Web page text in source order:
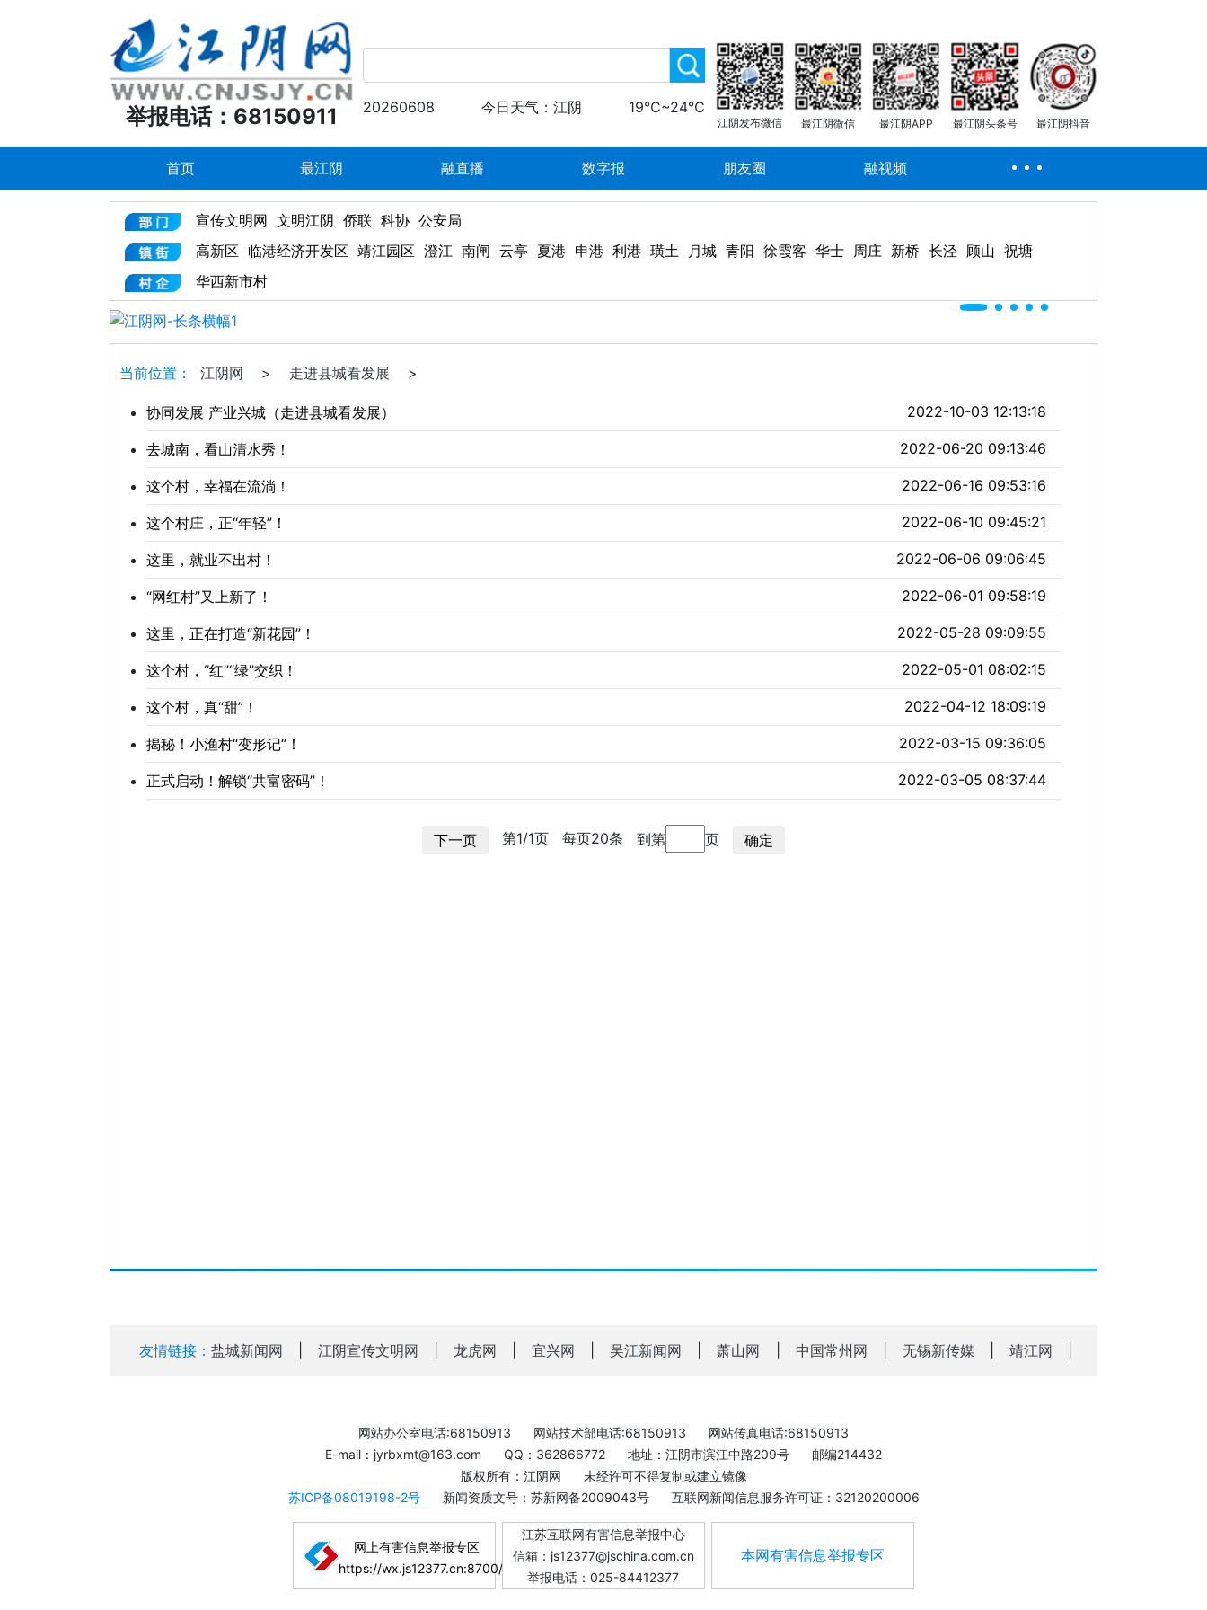
举报电话：68150911 20260608 今日天气：江阴 19℃~24℃
江阴发布微信 最江阴微信 最江阴APP 最江阴头条号 最江阴抖音
首页 最江阴 融直播 数字报 朋友圈 融视频
宣传文明网 文明江阴 侨联 科协 公安局
高新区 临港经济开发区 靖江园区 澄江 南闸 云亭 夏港 申港 利港 璜土 月城 青阳 徐霞客 华士 周庄 新桥 长泾 顾山 祝塘
华西新市村
当前位置： 江阴网 > 走进县城看发展 >
协同发展 产业兴城（走进县城看发展） 2022-10-03 12:13:18
去城南，看山清水秀！ 2022-06-20 09:13:46
这个村，幸福在流淌！ 2022-06-16 09:53:16
这个村庄，正“年轻”！ 2022-06-10 09:45:21
这里，就业不出村！ 2022-06-06 09:06:45
“网红村”又上新了！ 2022-06-01 09:58:19
这里，正在打造“新花园”！ 2022-05-28 09:09:55
这个村，“红”“绿”交织！ 2022-05-01 08:02:15
这个村，真“甜”！ 2022-04-12 18:09:19
揭秘！小渔村“变形记”！ 2022-03-15 09:36:05
正式启动！解锁“共富密码”！ 2022-03-05 08:37:44
下一页 第1/1页 每页20条 到第 页 确定
友情链接： 盐城新闻网 江阴宣传文明网 龙虎网 宜兴网 吴江新闻网 萧山网 中国常州网 无锡新传媒 靖江网
网站办公室电话:68150913 网站技术部电话:68150913
网站传真电话:68150913
E-mail：jyrbxmt@163.com
QQ：362866772 地址：江阴市滨江中路209号
邮编214432
版权所有：江阴网
未经许可不得复制或建立镜像
苏ICP备08019198-2号
新闻资质文号：苏新网备2009043号 互联网新闻信息服务许可证：32120200006
网上有害信息举报专区
https://wx.js12377.cn:8700/
江苏互联网有害信息举报中心
信箱：js12377@jschina.com.cn
举报电话：025-84412377
本网有害信息举报专区